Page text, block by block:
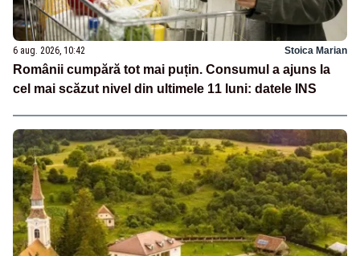
6 aug. 2026, 10:42 Stoica Marian
Românii cumpără tot mai puțin. Consumul a ajuns la
cel mai scăzut nivel din ultimele 11 luni: datele INS